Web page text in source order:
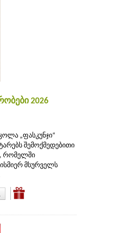
2026
„ფასკუნჯი“
შემოქმედებითი
რომელში
მსურველს